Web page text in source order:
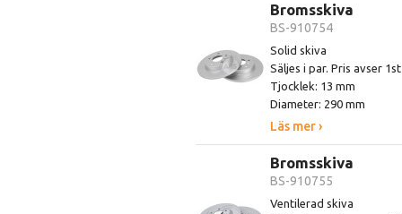
Bromsskiva
BS-910754
Solid skiva
Säljes i par. Pris avser
Tjocklek: 13 mm
Diameter: 290 mm
Läs mer ›
Bromsskiva
BS-910755
Ventilerad skiva